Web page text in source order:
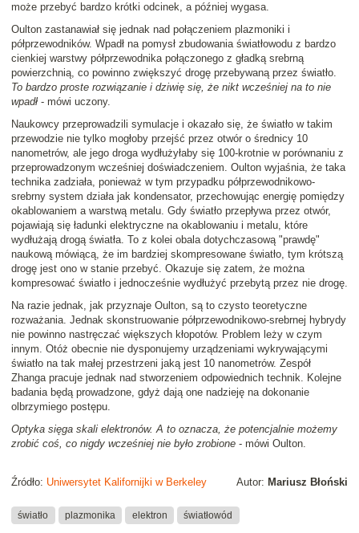
może przebyć bardzo krótki odcinek, a później wygasa.
Oulton zastanawiał się jednak nad połączeniem plazmoniki i
półprzewodników. Wpadł na pomysł zbudowania światłowodu z bardzo
cienkiej warstwy półprzewodnika połączonego z gładką srebrną
powierzchnią, co powinno zwiększyć drogę przebywaną przez światło.
To bardzo proste rozwiązanie i dziwię się, że nikt wcześniej na to nie
wpadł - mówi uczony.
Naukowcy przeprowadzili symulacje i okazało się, że światło w takim
przewodzie nie tylko mogłoby przejść przez otwór o średnicy 10
nanometrów, ale jego droga wydłużyłaby się 100-krotnie w porównaniu z
przeprowadzonym wcześniej doświadczeniem. Oulton wyjaśnia, że taka
technika zadziała, ponieważ w tym przypadku półprzewodnikowo-
srebrny system działa jak kondensator, przechowując energię pomiędzy
okablowaniem a warstwą metalu. Gdy światło przepływa przez otwór,
pojawiają się ładunki elektryczne na okablowaniu i metalu, które
wydłużają drogą światła. To z kolei obala dotychczasową "prawdę"
naukową mówiącą, że im bardziej skompresowane światło, tym krótszą
drogę jest ono w stanie przebyć. Okazuje się zatem, że można
kompresować światło i jednocześnie wydłużyć przebytą przez nie drogę.
Na razie jednak, jak przyznaje Oulton, są to czysto teoretyczne
rozważania. Jednak skonstruowanie półprzewodnikowo-srebrnej hybrydy
nie powinno nastręczać większych kłopotów. Problem leży w czym
innym. Otóż obecnie nie dysponujemy urządzeniami wykrywającymi
światło na tak małej przestrzeni jaką jest 10 nanometrów. Zespół
Zhanga pracuje jednak nad stworzeniem odpowiednich technik. Kolejne
badania będą prowadzone, gdyż dają one nadzieję na dokonanie
olbrzymiego postępu.
Optyka sięga skali elektronów. A to oznacza, że potencjalnie możemy
zrobić coś, co nigdy wcześniej nie było zrobione - mówi Oulton.
Autor: Mariusz Błoński
Źródło: Uniwersytet Kalifornijki w Berkeley
światło plazmonika elektron światłowód